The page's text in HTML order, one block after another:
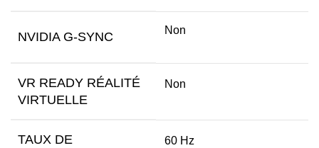
NVIDIA G-SYNC Non
VR READY RÉALITÉ
VIRTUELLE
Non
TAUX DE
60 Hz